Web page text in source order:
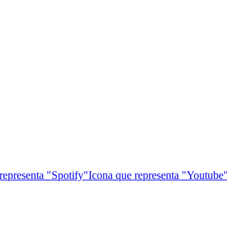
"Spotify"Icona que representa "Youtube"